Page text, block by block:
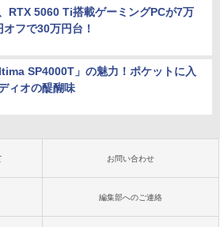
RTX 5060 Ti搭載ゲーミングPCが7万
フで30万円台！
SP4000T」の魅力！ポケットに入
ィオの醍醐味
お問い合わせ
編集部へのご連絡